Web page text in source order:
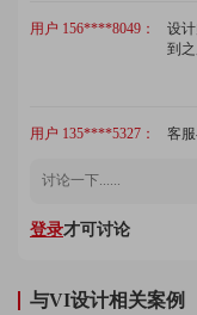
到
家
的
用户 152****9762：
设
登录才可讨论
与VI设计相关案例